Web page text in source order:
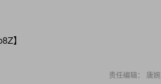
】
责任编辑： 唐婉